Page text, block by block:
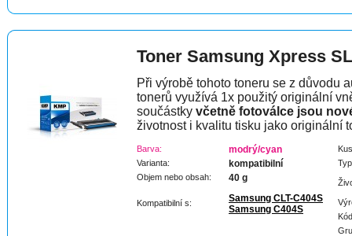
Toner Samsung Xpress
Při výrobě tohoto toneru se z důvodu
tonerů využívá 1x použitý originální
součástky včetně fotoválce jsou
životnost i kvalitu tisku jako originální
Barva: modrý/cyan
Varianta: kompatibilní
Objem nebo obsah: 40 g
Kompatibilní s:
Samsung CLT-C404S
Samsung C404S